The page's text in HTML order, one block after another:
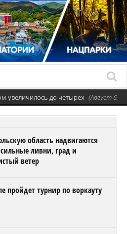
увеличилось до четырех (Август 6,
область надвигаются
ливни, град и
ветер
пройдет турнир по воркауту